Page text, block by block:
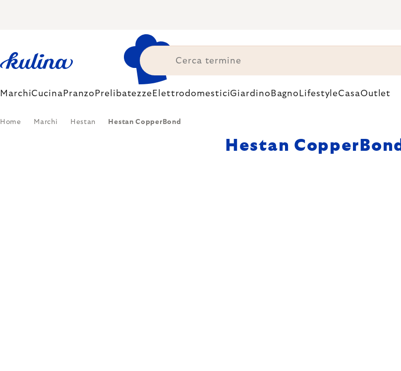
MarchiCucina Pranzo Prelibatezze ElettrodomesticiGiardino Bagno LifestyleCasaOutlet
Home Marchi Hestan Hestan CopperBond
Hestan CopperBond